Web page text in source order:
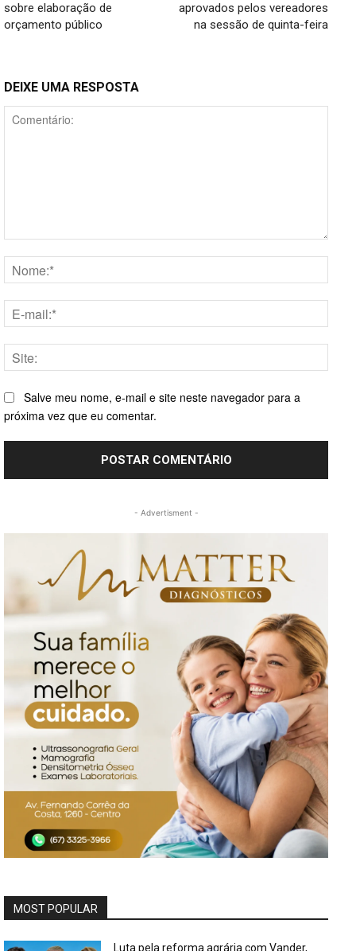
sobre elaboração de
orçamento público
aprovados pelos vereadores
na sessão de quinta-feira
DEIXE UMA RESPOSTA
mail:*
Salve meu nome, e-mail e site neste navegador para a
próxima vez que eu comentar.
- Advertisment -
MOST POPULAR
Luta pela reforma agrária com Vander,